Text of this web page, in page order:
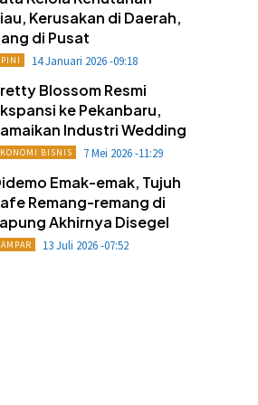
Kerusakan di Daerah,
di Pusat
14 Januari 2026 -09:18
Blossom Resmi
ke Pekanbaru,
Industri Wedding
BISNIS 7 Mei 2026 -11:29
Emak-emak, Tujuh
Remang-remang di
Akhirnya Disegel
13 Juli 2026 -07:52